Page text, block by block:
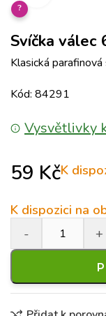
?
Svíčka válec
Klasická
Kód: 84291
Vysvětlivky
59 KčK
K dispozici na